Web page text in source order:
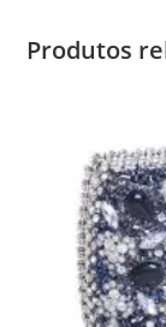
Produtos